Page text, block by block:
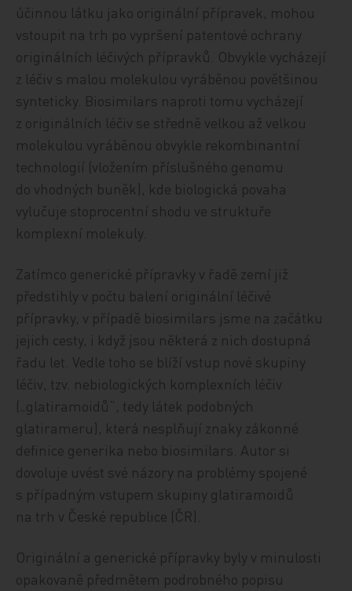
účinnou látku jako originální přípravek, mohou
vstoupit na trh po vypršení patentové ochrany
originálních léčivých přípravků. Obvykle vycházejí
z léčiv s malou molekulou vyráběnou povětšinou
synteticky. Biosimilars naproti tomu vycházejí
z originálních léčiv se středně velkou až velkou
molekulou vyráběnou obvykle rekombinantní
technologií (vložením příslušného genomu
do vhodných buněk), kde biologická povaha
vylučuje stoprocentní shodu ve struktuře
komplexní molekuly.
Zatímco generické přípravky v řadě zemí již
předstihly v počtu balení originální léčivé
přípravky, v případě biosimilars jsme na začátku
jejich cesty, i když jsou některá z nich dostupná
řadu let. Vedle toho se blíží vstup nové skupiny
léčiv, tzv. nebiologických komplexních léčiv
(„glatiramoidů“, tedy látek podobných
glatirameru), která nesplňují znaky zákonné
definice generika nebo biosimilars. Autor si
dovoluje uvést své názory na problémy spojené
s případným vstupem skupiny glatiramoidů
na trh v České republice (ČR).
Originální a generické přípravky byly v minulosti
opakovaně předmětem podrobného popisu